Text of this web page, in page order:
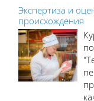
Экспертиза и
происхождения